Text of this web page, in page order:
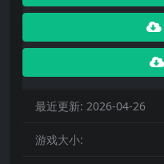
最近更新: 2026-04-26
游戏大小: